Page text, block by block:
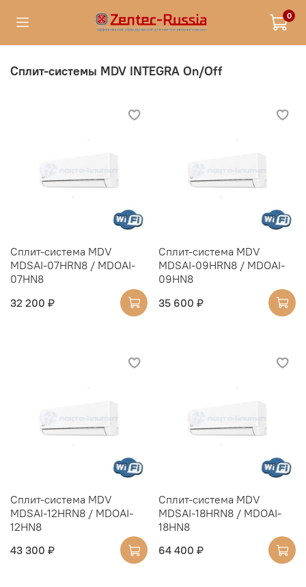
0
Cплит-системы MDV INTEGRA On/Off
Cплит-система MDV
MDSAI-07HRN8 / MDOAI-
07HN8
32 200 ₽
Cплит-система MDV
MDSAI-09HRN8 / MDOAI-
09HN8
35 600 ₽
Cплит-система MDV
MDSAI-12HRN8 / MDOAI-
12HN8
43 300 ₽
Cплит-система MDV
MDSAI-18HRN8 / MDOAI-
18HN8
64 400 ₽